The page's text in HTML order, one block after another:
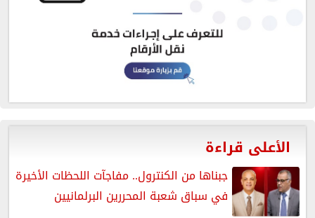
الأعلى قراءة
جبناها من الكنترول.. مفاجآت اللحظات الأخيرة
في سباق شعبة المحررين البرلمانيين